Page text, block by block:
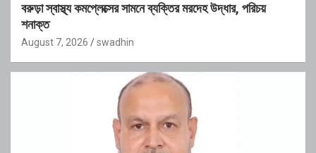
বরুড়া স্বাস্থ্য কমপ্লেক্সের সামনে ব্যক্তির মরদেহ উদ্ধার, পরিচয়
শনাক্ত
August 7, 2026 swadhin